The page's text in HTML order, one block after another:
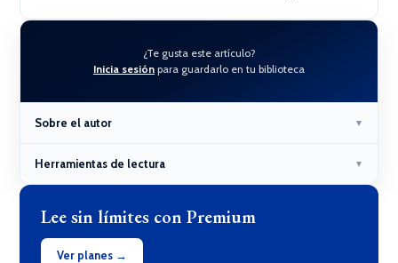
¿Te gusta este artículo?
Inicia sesión para guardarlo en tu biblioteca
Sobre el autor ▼
Herramientas de lectura ▼
Lee sin límites con Premium
Ver planes →